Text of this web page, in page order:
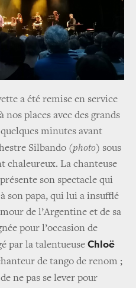
a été remise en service
places avec des grands
minutes avant
Silbando (photo) sous
chaleureux. La chanteuse
son spectacle qui
son papa, qui lui a insufflé
de l’Argentine et de sa
pour l’occasion de
par la talentueuse Chloë
de tango de renom ;
ne pas se lever pour